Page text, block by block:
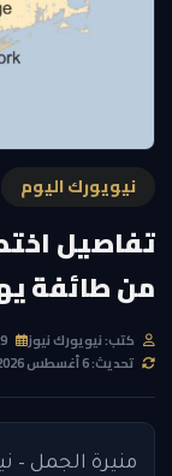
نيويورك اليوم
تفاصيل
من طائفة
كتب: نيويورك نيوز
تحديث: 6 أغسطس 2026 — 6:12 AM
منيرة الجمل –